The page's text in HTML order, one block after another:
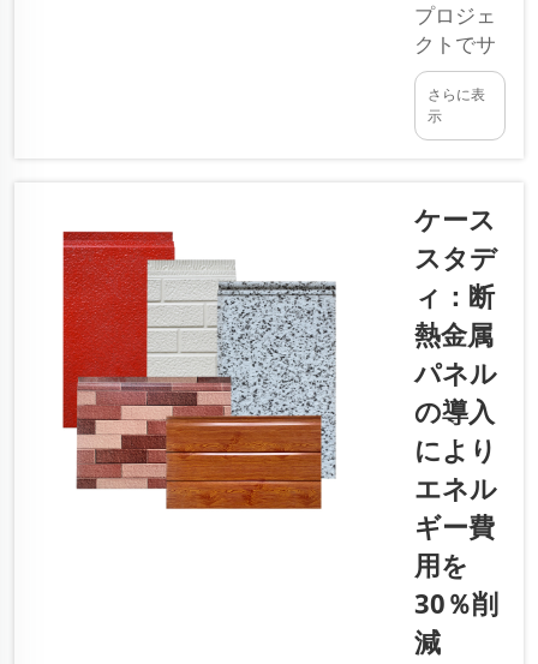
プロジェ
クトでサ
ンドイッ
チパネル
の最適な
際には、
PU（ポリ
ウレタ
ン）、
EPS（発
泡ポリス
チレ
ン）、ロ
ックウー
ルの違い
を理解し
ておくこ
とが重要
です。各
材料には
長所と短
さらに表
示
ケース
スタデ
ィ：断
熱金属
パネル
の導入
により
エネル
ギー費
用を
30％削
減